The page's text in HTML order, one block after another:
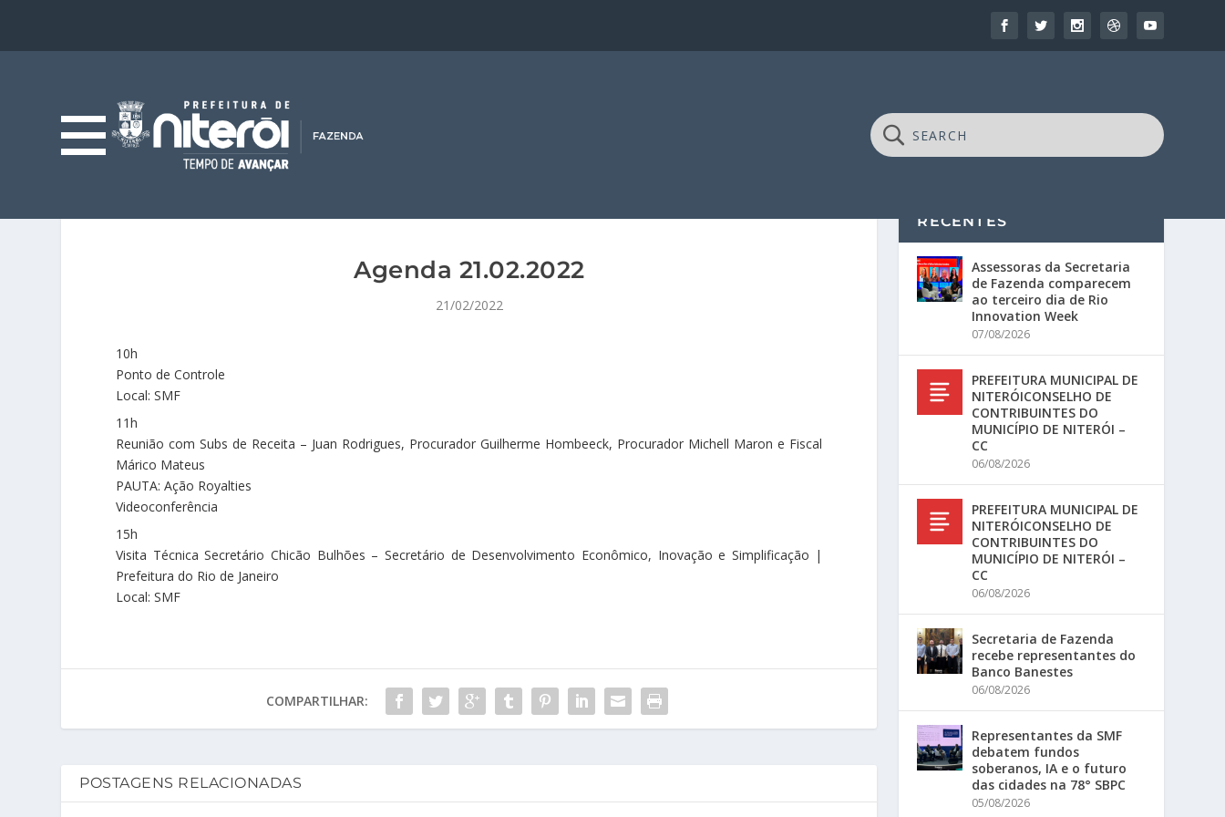
Agenda 21.02.2022
21/02/2022
10h
Ponto de Controle
Local: SMF
11h
Reunião com Subs de Receita – Juan Rodrigues, Procurador Guilherme Hombeeck, Procurador Michell Maron e Fiscal
Márico Mateus
PAUTA: Ação Royalties
Videoconferência
15h
Visita Técnica Secretário Chicão Bulhões – Secretário de Desenvolvimento Econômico, Inovação e Simplificação |
Prefeitura do Rio de Janeiro
Local: SMF
COMPARTILHAR:
POSTAGENS RELACIONADAS
RECENTES
Assessoras da Secretaria
de Fazenda comparecem
ao terceiro dia de Rio
Innovation Week
07/08/2026
PREFEITURA MUNICIPAL DE
NITERÓICONSELHO DE
CONTRIBUINTES DO
MUNICÍPIO DE NITERÓI –
CC
06/08/2026
PREFEITURA MUNICIPAL DE
NITERÓICONSELHO DE
CONTRIBUINTES DO
MUNICÍPIO DE NITERÓI –
CC
06/08/2026
Secretaria de Fazenda
recebe representantes do
Banco Banestes
06/08/2026
Representantes da SMF
debatem fundos
soberanos, IA e o futuro
das cidades na 78° SBPC
05/08/2026